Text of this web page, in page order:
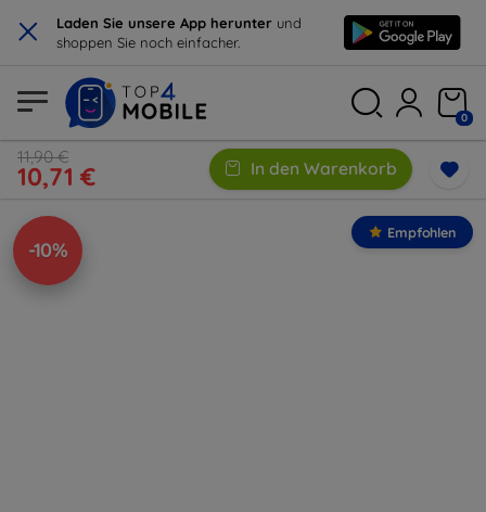
× Laden Sie unsere App herunter und
shoppen Sie noch einfacher.
0
11,90 €
10,71 € In den Warenkorb
-10%
Empfohlen